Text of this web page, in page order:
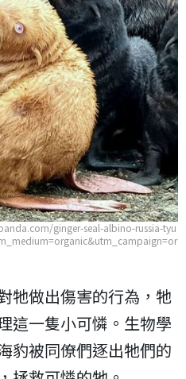
ginger-seal-albino-russia-tyu
牠做出傷害的行為，牠
這一隻小可憐。生物學
豹被同僚們逐出牠們的